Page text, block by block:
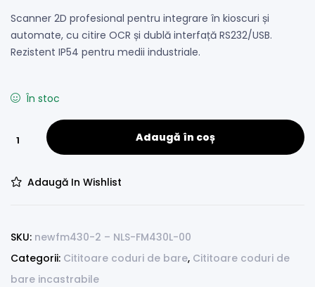
Scanner 2D profesional pentru integrare în kioscuri și
automate, cu citire OCR și dublă interfață RS232/USB.
Rezistent IP54 pentru medii industriale.
În stoc
Adaugă în coș
Adaugă In Wishlist
SKU: newfm430-2 – NLS-FM430L-00
Categorii: Cititoare coduri de bare, Cititoare coduri de
bare incastrabile